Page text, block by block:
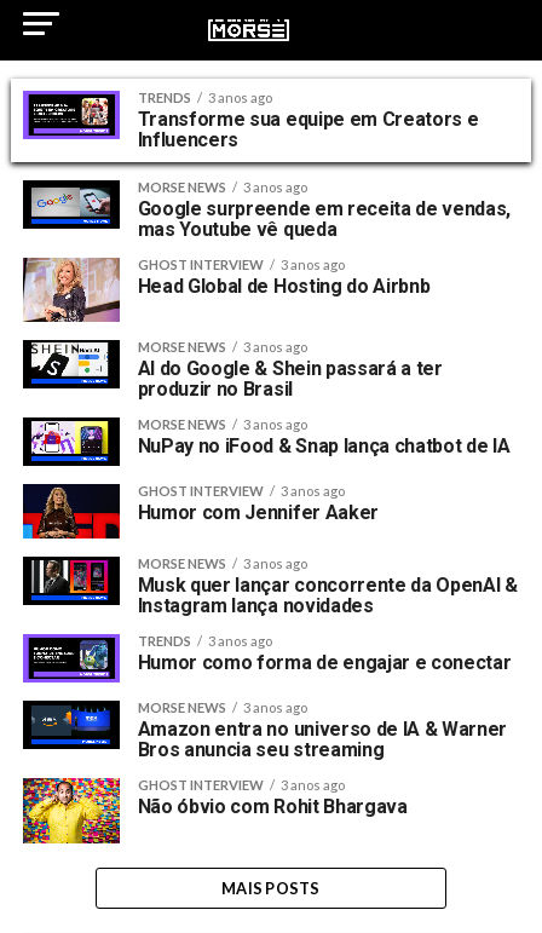
TRENDS 3 anos ago
Transforme sua equipe em Creators e
Influencers
MORSE NEWS 3 anos ago
Google surpreende em receita de vendas,
mas Youtube vê queda
GHOST INTERVIEW 3 anos ago
Head Global de Hosting do Airbnb
MORSE NEWS 3 anos ago
AI do Google & Shein passará a ter
produzir no Brasil
MORSE NEWS 3 anos ago
NuPay no iFood & Snap lança chatbot de IA
GHOST INTERVIEW 3 anos ago
Humor com Jennifer Aaker
MORSE NEWS 3 anos ago
Musk quer lançar concorrente da OpenAI &
Instagram lança novidades
TRENDS 3 anos ago
Humor como forma de engajar e conectar
MORSE NEWS 3 anos ago
Amazon entra no universo de IA & Warner
Bros anuncia seu streaming
GHOST INTERVIEW 3 anos ago
Não óbvio com Rohit Bhargava
MAIS POSTS